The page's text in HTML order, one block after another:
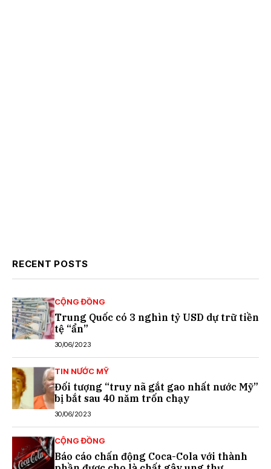
RECENT POSTS
CỘNG ĐỒNG
Trung Quốc có 3 nghìn tỷ USD dự trữ tiền
tệ “ẩn”
30/06/2023
TIN NƯỚC MỸ
Đối tượng “truy nã gắt gao nhất nước Mỹ”
bị bắt sau 40 năm trốn chạy
30/06/2023
CỘNG ĐỒNG
Báo cáo chấn động Coca-Cola với thành